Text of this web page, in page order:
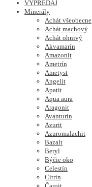
VÝPREDAJ
Minerály
Achát všeobecne
Achát machový
Achát ohnivý
Akvamarín
Amazonit
Ametrín
Ametyst
Angelit
Apatit
Aqua aura
Aragonit
Avanturín
Azurit
Azuromalachit
Bazalt
Beryl
Býčie oko
Celestín
Citrín